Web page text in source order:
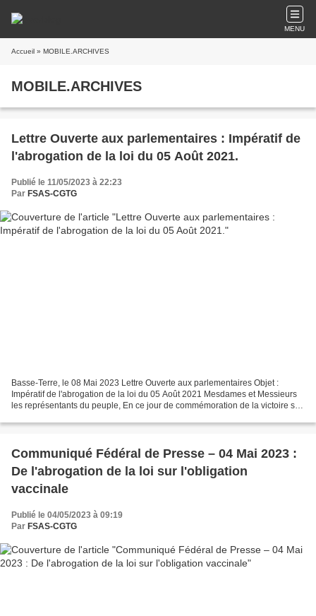
MENU
Accueil » MOBILE.ARCHIVES
MOBILE.ARCHIVES
Lettre Ouverte aux parlementaires : Impératif de
l'abrogation de la loi du 05 Août 2021.
Publié le 11/05/2023 à 22:23
Par FSAS-CGTG
Basse-Terre, le 08 Mai 2023 Lettre Ouverte aux parlementaires Objet :
Impératif de l'abrogation de la loi du 05 Août 2021 Mesdames et Messieurs
les représentants du peuple, En ce jour de commémoration de la victoire sur
Communiqué Fédéral de Presse – 04 Mai 2023 :
De l'abrogation de la loi sur l'obligation
vaccinale
Publié le 04/05/2023 à 09:19
Par FSAS-CGTG